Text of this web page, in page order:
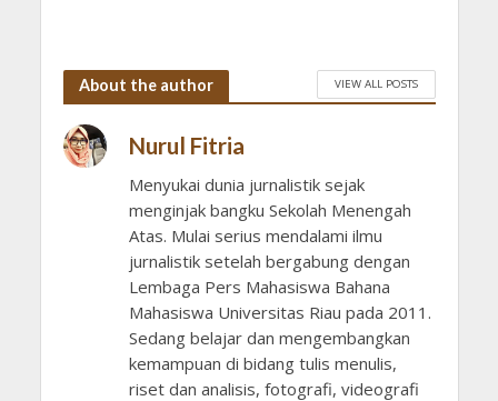
About the author VIEW ALL POSTS
Nurul Fitria
Menyukai dunia jurnalistik sejak
menginjak bangku Sekolah Menengah
Atas. Mulai serius mendalami ilmu
jurnalistik setelah bergabung dengan
Lembaga Pers Mahasiswa Bahana
Mahasiswa Universitas Riau pada 2011.
Sedang belajar dan mengembangkan
kemampuan di bidang tulis menulis,
riset dan analisis, fotografi, videografi